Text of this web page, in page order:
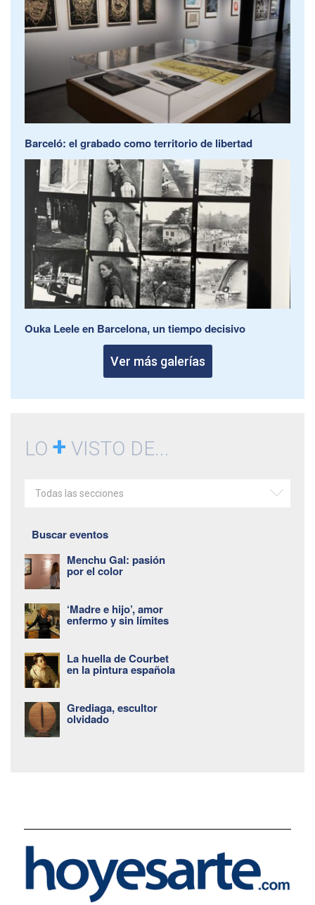
Barceló: el grabado como territorio de libertad
Ouka Leele en Barcelona, un tiempo decisivo
Ver más galerías
LO + VISTO DE...
Todas las secciones
Buscar eventos
Menchu Gal: pasión
por el color
‘Madre e hijo’, amor
enfermo y sin límites
La huella de Courbet
en la pintura española
Grediaga, escultor
olvidado